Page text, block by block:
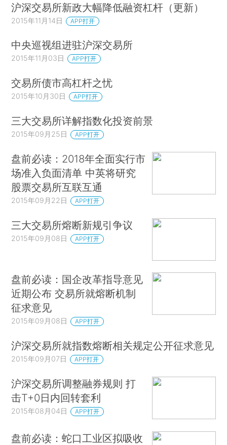
沪深交易所新政大幅降低融资杠杆（更新）
2015年11月14日 APP打开
中央巡视组进驻沪深交易所
2015年11月03日 APP打开
交易所债市高杠杆之忧
2015年10月30日 APP打开
三大交易所详解指数化投资前景
2015年09月25日 APP打开
盘前必读：2018年全面实行市
场准入负面清单 中英将研究
股票交易所互联互通
2015年09月22日 APP打开
三大交易所熔断新规引争议
2015年09月08日 APP打开
盘前必读：国企改革指导意见
近期公布 交易所就熔断机制
征求意见
2015年09月08日 APP打开
沪深交易所就指数熔断相关规定公开征求意见
2015年09月07日 APP打开
沪深交易所调整融券规则 打
击T+0日内回转套利
2015年08月04日 APP打开
盘前必读：蛇口工业区拟吸收